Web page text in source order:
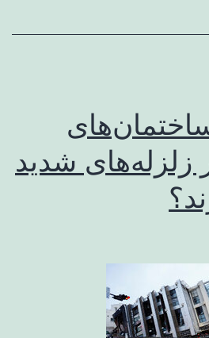
ساختمان‌های
زلزله‌های شدید